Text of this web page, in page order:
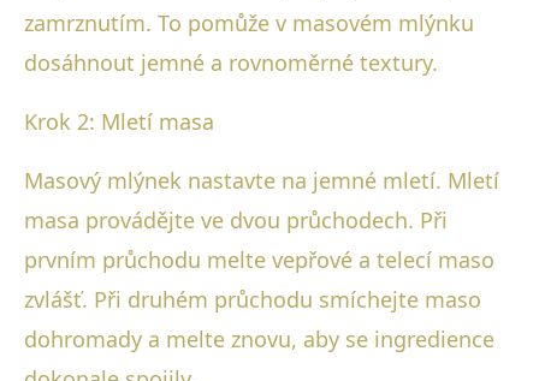
zamrznutím. To pomůže v masovém mlýnku
dosáhnout jemné a rovnoměrné textury.
Krok 2: Mletí masa
Masový mlýnek nastavte na jemné mletí. Mletí
masa provádějte ve dvou průchodech. Při
prvním průchodu melte vepřové a telecí maso
zvlášť. Při druhém průchodu smíchejte maso
dohromady a melte znovu, aby se ingredience